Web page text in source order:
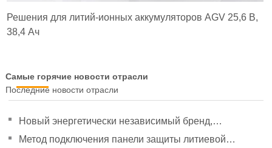
Решения для литий-ионных аккумуляторов AGV 25,6 В,
38,4 Ач
Самые горячие новости отрасли
Последние новости отрасли
Новый энергетически независимый бренд,
направленный на политическое руководство, чтобы
Метод подключения панели защиты литиевой